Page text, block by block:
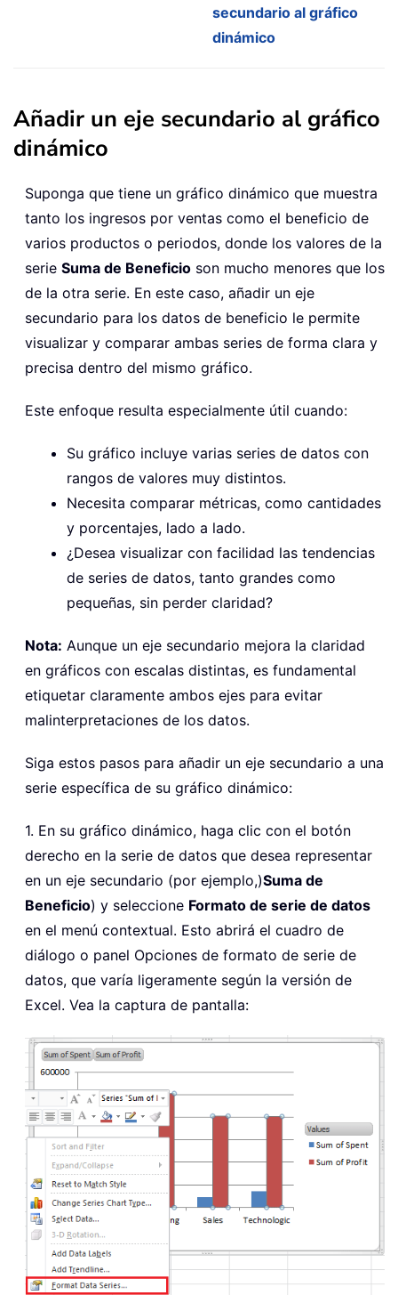
secundario al gráfico
dinámico
Añadir un eje secundario al gráfico
dinámico
Suponga que tiene un gráfico dinámico que muestra
tanto los ingresos por ventas como el beneficio de
varios productos o periodos, donde los valores de la
serie Suma de Beneficio son mucho menores que los
de la otra serie. En este caso, añadir un eje
secundario para los datos de beneficio le permite
visualizar y comparar ambas series de forma clara y
precisa dentro del mismo gráfico.
Este enfoque resulta especialmente útil cuando:
Su gráfico incluye varias series de datos con
rangos de valores muy distintos.
Necesita comparar métricas, como cantidades
y porcentajes, lado a lado.
¿Desea visualizar con facilidad las tendencias
de series de datos, tanto grandes como
pequeñas, sin perder claridad?
Nota: Aunque un eje secundario mejora la claridad
en gráficos con escalas distintas, es fundamental
etiquetar claramente ambos ejes para evitar
malinterpretaciones de los datos.
Siga estos pasos para añadir un eje secundario a una
serie específica de su gráfico dinámico:
1. En su gráfico dinámico, haga clic con el botón
derecho en la serie de datos que desea representar
en un eje secundario (por ejemplo,)Suma de
Beneficio) y seleccione Formato de serie de datos
en el menú contextual. Esto abrirá el cuadro de
diálogo o panel Opciones de formato de serie de
datos, que varía ligeramente según la versión de
Excel. Vea la captura de pantalla: